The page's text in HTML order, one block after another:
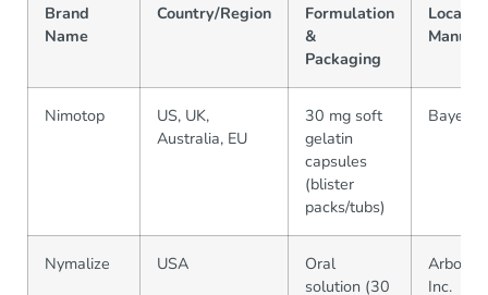
Brand
Name
Country/Region
Formulation
&
Packaging
Local
Nimotop
US, UK,
Australia, EU
30 mg soft
gelatin
capsules
(blister
packs/tubs)
Bayer
Nymalize USA
Oral
solution (30
Arbor
Inc.